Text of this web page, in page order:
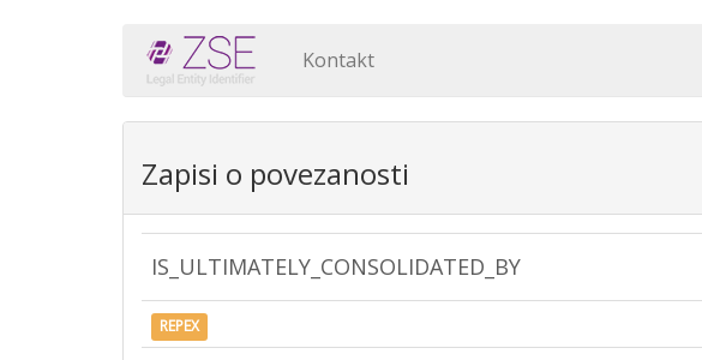
Kontakt
Zapisi o povezanosti
IS_ULTIMATELY_CONSOLIDATED_BY
REPEX